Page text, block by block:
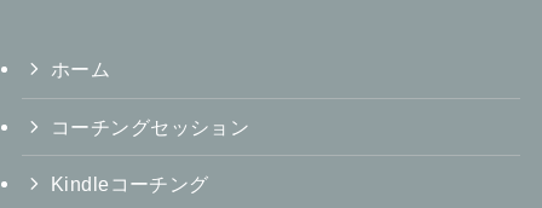
ホーム
コーチングセッション
Kindleコーチング